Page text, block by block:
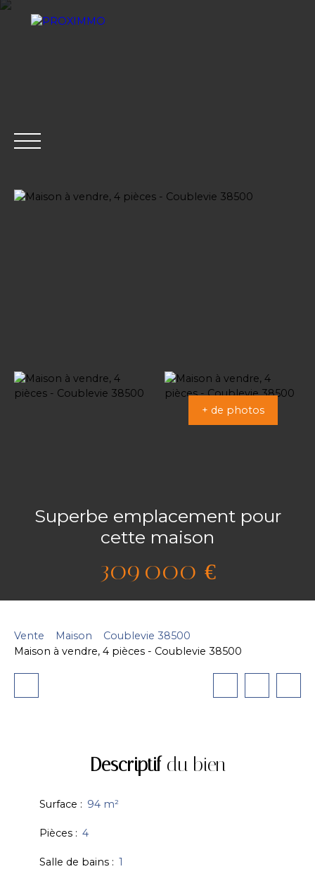
+ de photos
Superbe emplacement pour
cette maison
309 000 €
Vente Maison
Coublevie 38500
Maison à vendre, 4 pièces - Coublevie 38500
Descriptifdu bien
Surface : 94 m²
Pièces : 4
Salle de bains : 1